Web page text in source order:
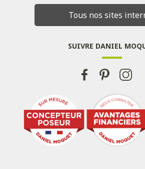
Tous nos sites
SUIVRE DANIEL